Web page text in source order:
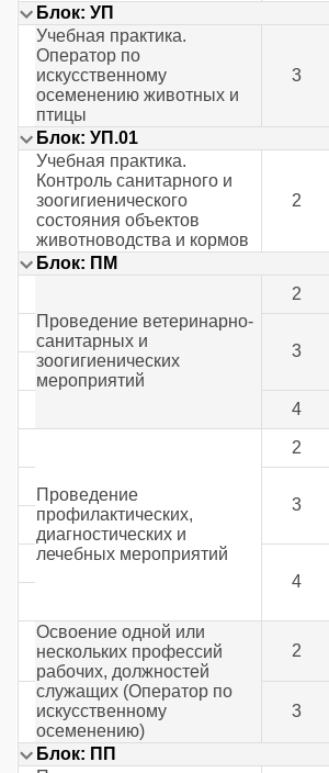
Блок: УП
Учебная практика.
Оператор по
искусственному
осеменению животных и
птицы
3
Блок: УП.01
Учебная практика.
Контроль санитарного и
зоогигиенического
состояния объектов
животноводства и кормов
2
Блок: ПМ
Проведение ветеринарно-
санитарных и
зоогигиенических
мероприятий
2
3
4
Проведение
профилактических,
диагностических и
лечебных мероприятий
2
3
4
Освоение одной или
нескольких профессий
рабочих, должностей
служащих (Оператор по
искусственному
осеменению)
2
3
Блок: ПП